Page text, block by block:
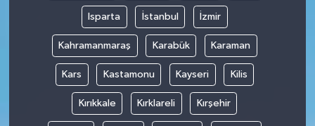
Isparta İstanbul İzmir
Kahramanmaraş Karabük Karaman
Kars Kastamonu Kayseri Kilis
Kırıkkale Kırklareli Kırşehir